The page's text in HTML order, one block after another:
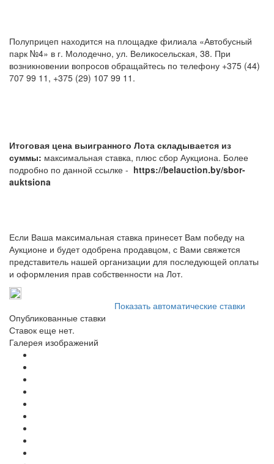
Полуприцеп находится на площадке филиала «Автобусный
парк №4» в г. Молодечно, ул. Великосельская, 38. При
возникновении вопросов обращайтесь по телефону +375 (44)
707 99 11, +375 (29) 107 99 11.
Итоговая цена выигранного Лота складывается из
суммы: максимальная ставка, плюс сбор Аукциона. Более
подробно по данной ссылке - https://belauction.by/sbor-
auktsiona
Если Ваша максимальная ставка принесет Вам победу на
Аукционе и будет одобрена продавцом, с Вами свяжется
представитель нашей организации для последующей оплаты
и оформления прав собственности на Лот.
Показать автоматические ставки
Опубликованные ставки
Ставок еще нет.
Галерея изображений